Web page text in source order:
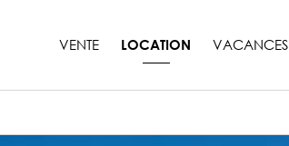
VENTE LOCATION VACANCES